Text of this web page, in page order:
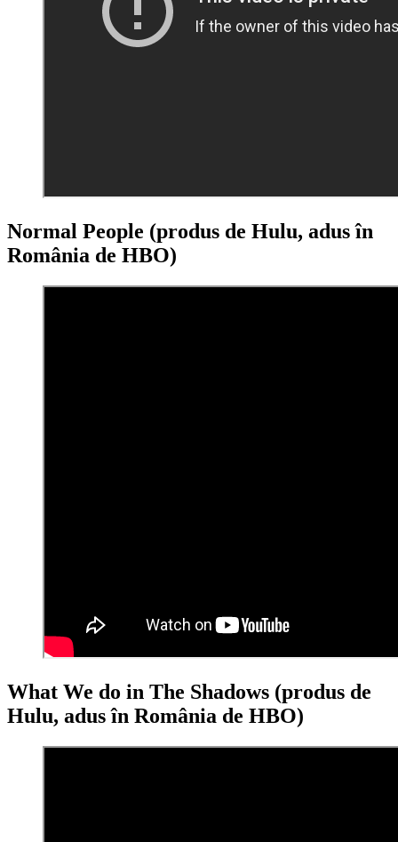
Normal People (produs de Hulu, adus în
România de HBO)
What We do in The Shadows (produs de
Hulu, adus în România de HBO)